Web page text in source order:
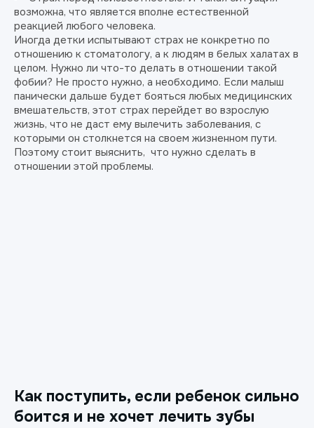
возможна, что является вполне естественной
реакцией любого человека.
Иногда детки испытывают страх не конкретно по
отношению к стоматологу, а к людям в белых халатах в
целом. Нужно ли что-то делать в отношении такой
фобии? Не просто нужно, а необходимо. Если малыш
панически дальше будет бояться любых медицинских
вмешательств, этот страх перейдет во взрослую
жизнь, что не даст ему вылечить заболевания, с
которыми он столкнется на своем жизненном пути.
Поэтому стоит выяснить, что нужно сделать в
отношении этой проблемы.
Как поступить, если ребенок сильно
боится и не хочет лечить зубы